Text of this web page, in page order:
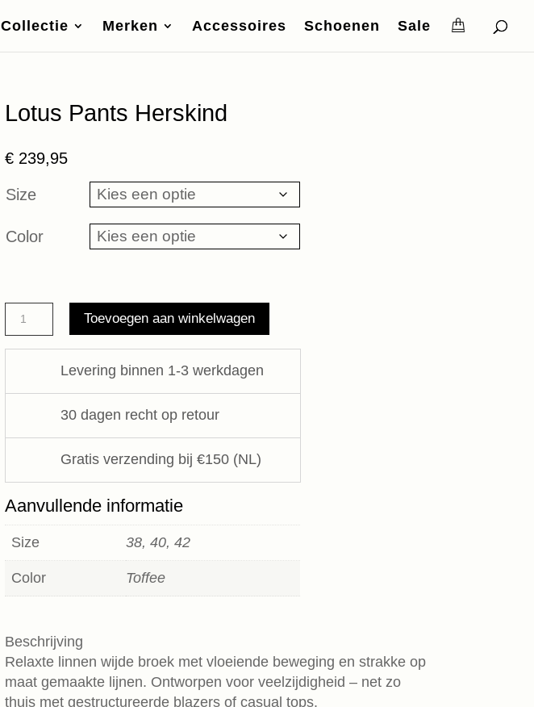
Collectie Merken Accessoires Schoenen Sale
Lotus Pants Herskind
€ 239,95
Size
Color
Lotus
Pants
Herskind
Toevoegen aan winkelwagen
Levering binnen 1-3 werkdagen
30 dagen recht op retour
Gratis verzending bij €150 (NL)
Aanvullende informatie
Size 38, 40, 42
Color Toffee
Beschrijving
Relaxte linnen wijde broek met vloeiende beweging en strakke op
maat gemaakte lijnen. Ontworpen voor veelzijdigheid – net zo
thuis met gestructureerde blazers of casual tops.